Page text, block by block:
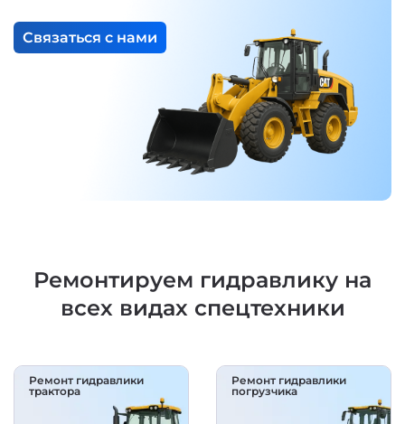
Связаться с нами
Ремонтируем гидравлику на
всех видах спецтехники
Ремонт гидравлики
трактора
Ремонт гидравлики
погрузчика